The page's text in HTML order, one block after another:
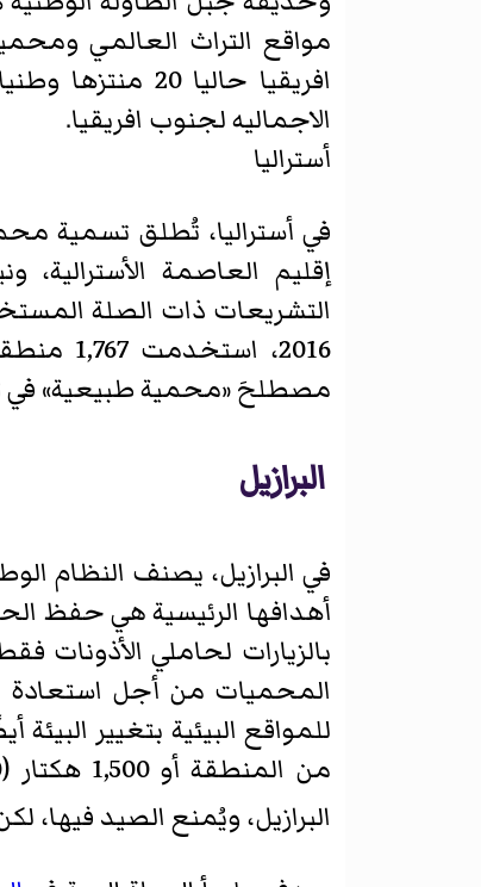
مواقع التراث العالمي
الاجماليه لجنوب افريقيا.
أستراليا
في أستراليا، تُطلق تسمية
إقليم العاصمة
التشريعات ذات الصلة
مصطلحَ «محمية طبيعية» في
البرازيل
في البرازيل، يصنف النظام
أهدافها الرئيسية هي حفظ
بالزيارات لحاملي الأذونات
المحميات من أجل استعادة
للمواقع البيئية بتغيير
البرازيل، ويُمنع الصيد فيها،